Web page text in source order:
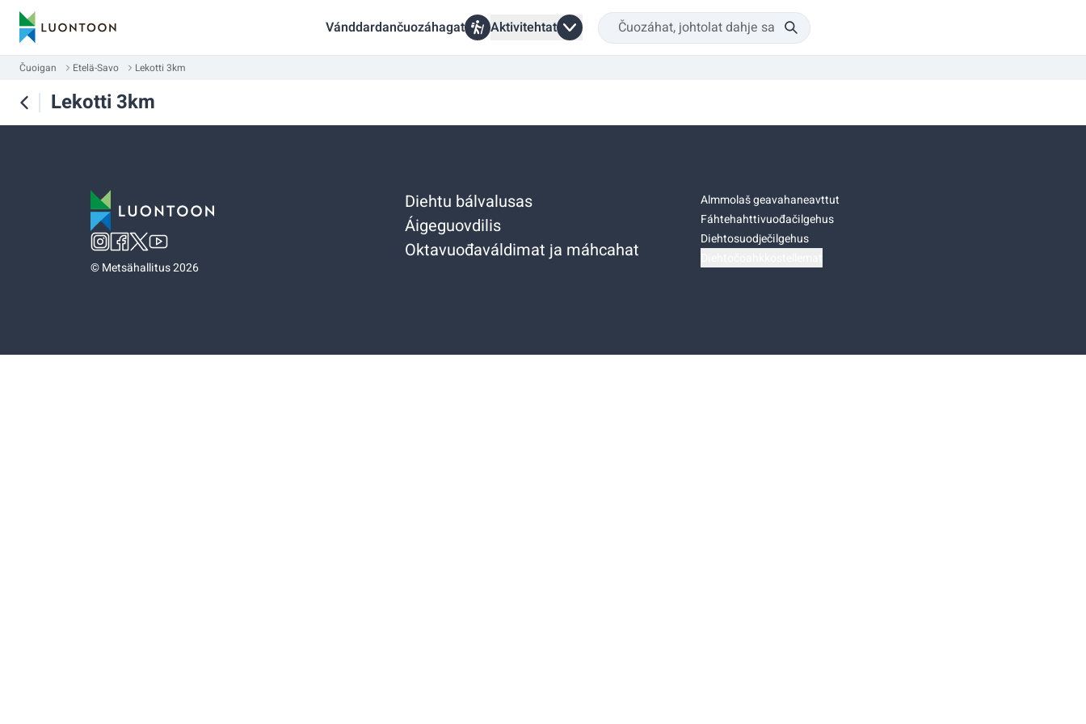
Vánddardančuozáhagat Aktivitehtat
Čuoigan Etelä-Savo Lekotti 3km
Lekotti 3km
©Metsähallitus 2026
Diehtu bálvalusas
Áigeguovdilis
Oktavuođaváldimat ja máhcahat
Almmolaš geavahaneavttut
Fáhtehahttivuođačilgehus
Diehtosuodječilgehus